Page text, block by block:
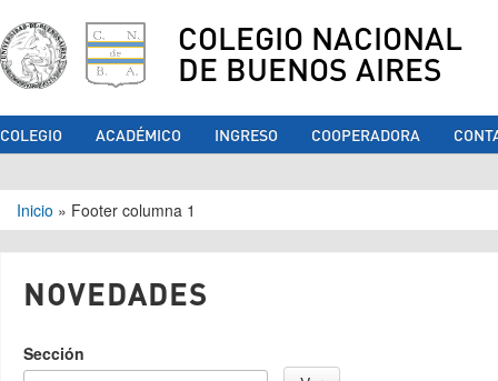
COLEGIO NACIONAL
DE BUENOS AIRES
COLEGIO ACADÉMICO INGRESO COOPERADORA
Se encuentra usted aquí
Inicio » Footer columna 1
NOVEDADES
Sección